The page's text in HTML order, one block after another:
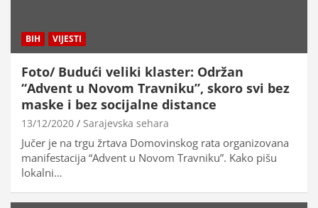
BIH VIJESTI
Foto/ Budući veliki klaster: Održan
“Advent u Novom Travniku”, skoro svi bez
maske i bez socijalne distance
13/12/2020 Sarajevska sehara
Jučer je na trgu žrtava Domovinskog rata organizovana
manifestacija “Advent u Novom Travniku”. Kako pišu
lokalni…